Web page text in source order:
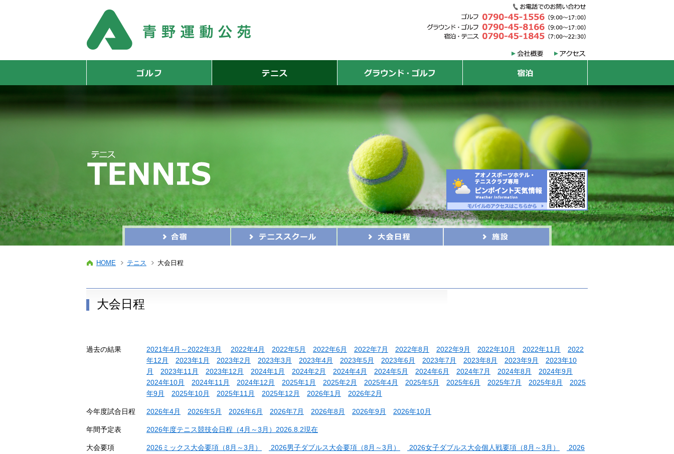
HOME テニス 大会日程
大会日程
過去の結果 2021年4月～2022年3月 2022年4月 2022年5月 2022年6月 2022年7月 2022年8月 2022年9月 2022年10月 2022年11月
2022
年12月
2023年1月 2023年2月 2023年3月 2023年4月 2023年5月 2023年6月 2023年7月 2023年8月 2023年9月
2023年10
月
2023年11月 2023年12月 2024年1月 2024年2月 2024年4月 2024年5月 2024年6月 2024年7月 2024年8月
2024年9月
2024年10月
2024年11月 2024年12月 2025年1月 2025年2月 2025年4月 2025年5月 2025年6月 2025年7月 2025年8月
2025
年9月
2025年10月 2025年11月 2025年12月 2026年1月 2026年2月
今年度試合日程 2026年4月 2026年5月 2026年6月 2026年7月 2026年8月 2026年9月 2026年10月
年間予定表 2026年度テニス競技会日程（4月～3月）2026.8.2現在
大会要項 2026ミックス大会要項（8月～3月） 2026男子ダブルス大会要項（8月～3月） 2026女子ダブルス大会個人戦要項（8月～3月）
2026